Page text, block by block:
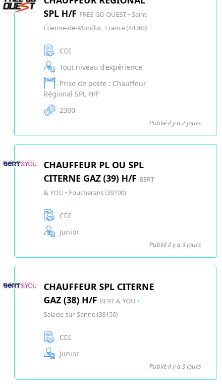
SPL H/F FREE GO OUEST • Saint-
Étienne-de-Montluc, France (44360)
CDI
Tout niveau d'expérience
Prise de poste : Chauffeur
Régional SPL H/F
2300
Publié il y a 2 jours
CHAUFFEUR PL OU SPL
CITERNE GAZ (39) H/F BERT
& YOU • Foucherans (39100)
CDI
Junior
Publié il y a 3 jours
CHAUFFEUR SPL CITERNE
GAZ (38) H/F BERT & YOU •
Salaise-sur-Sanne (38150)
CDI
Junior
Publié il y a 3 jours